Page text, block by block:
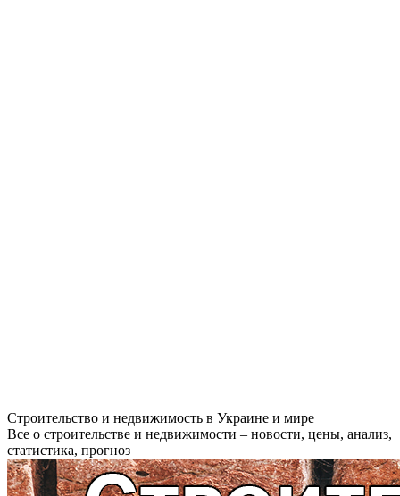
Перейти
к
содержанию
Строительство и недвижимость в Украине и мире
Все о строительстве и недвижимости – новости, цены, анализ,
статистика, прогноз